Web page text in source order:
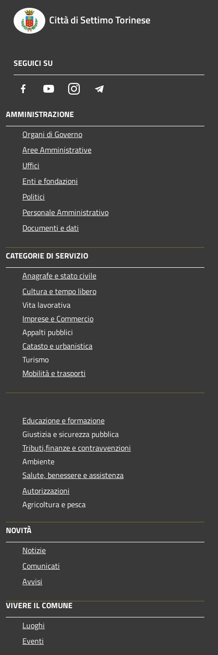
Città di Settimo Torinese
SEGUICI SU
Facebook YoutubeInstagram
AMMINISTRAZIONE
Organi di Governo
Aree Amministrative
Uffici
Enti e fondazioni
Politici
Personale Amministrativo
Documenti e dati
CATEGORIE DI SERVIZIO
Anagrafe e stato civile
Cultura e tempo libero
Vita lavorativa
Imprese e Commercio
Appalti pubblici
Catasto e urbanistica
Turismo
Mobilità e trasporti
Educazione e formazione
Giustizia e sicurezza pubblica
Tributi,finanze e contravvenzioni
Ambiente
Salute, benessere e assistenza
Autorizzazioni
Agricoltura e pesca
NOVITÀ
Notizie
Comunicati
Avvisi
VIVERE IL COMUNE
Luoghi
Eventi